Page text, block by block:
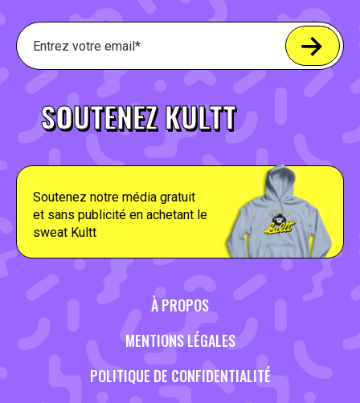
SOUTENEZ KULTT
Soutenez notre média gratuit
et sans publicité en achetant le
sweat Kultt
À PROPOS
MENTIONS LÉGALES
POLITIQUE DE CONFIDENTIALITÉ